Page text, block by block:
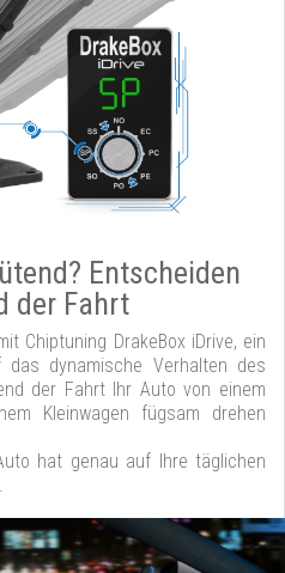
Entscheiden
der Fahrt
Chiptuning DrakeBox iDrive, ein
dynamische Verhalten des
der Fahrt Ihr Auto von einem
Kleinwagen fügsam drehen
hat genau auf Ihre täglichen